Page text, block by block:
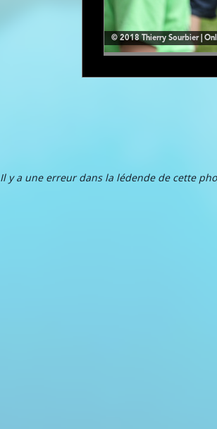
Il y a une erreur dans la lédende de cette